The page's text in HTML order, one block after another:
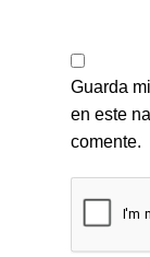
Guarda
en este
comente.